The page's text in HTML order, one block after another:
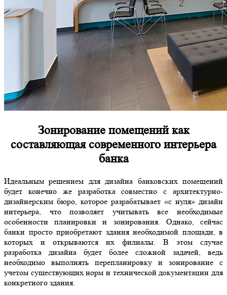
Зонирование помещений как
составляющая современного интерьера
банка
Идеальным решением для дизайна банковских помещений
будет конечно же разработка совместно с архитектурно-
дизайнерским бюро, которое разрабатывает «с нуля» дизайн
интерьера, что позволяет учитывать все необходимые
особенности планировки и зонирования. Однако, сейчас
банки просто приобретают здания необходимой площади, в
которых и открываются их филиалы. В этом случае
разработка дизайна будет более сложной задачей, ведь
необходимо выполнять перепланировку и зонирование с
учетом существующих норм и технической документации для
конкретного здания.